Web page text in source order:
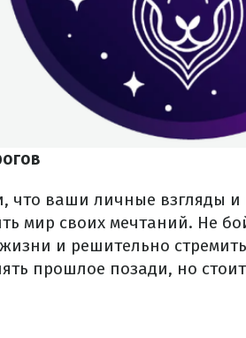
что ваши личные взгляды и
мир своих мечтаний. Не
и решительно
прошлое позади, но